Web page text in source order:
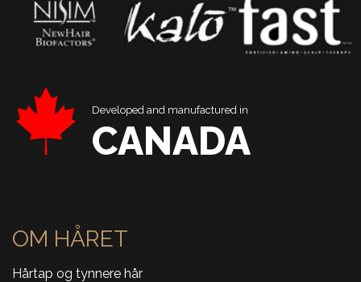
Developed and manufactured in
CANADA
OM HÅRET
Hårtap og tynnere hår